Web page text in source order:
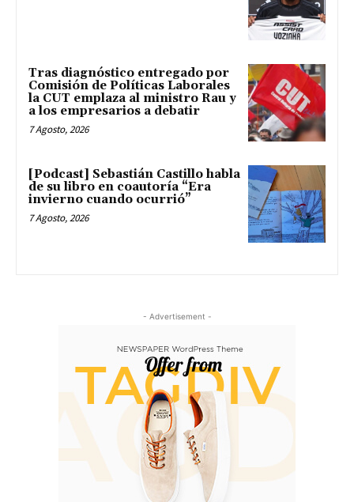
Tras diagnóstico entregado por
Comisión de Políticas Laborales
la CUT emplaza al ministro Rau y
a los empresarios a debatir
7 Agosto, 2026
[Podcast] Sebastián Castillo habla
de su libro en coautoría “Era
invierno cuando ocurrió”
7 Agosto, 2026
- Advertisement -